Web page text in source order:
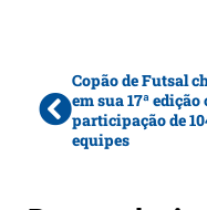
Copão de Futsal
em sua 17ª edição
participação de
equipes